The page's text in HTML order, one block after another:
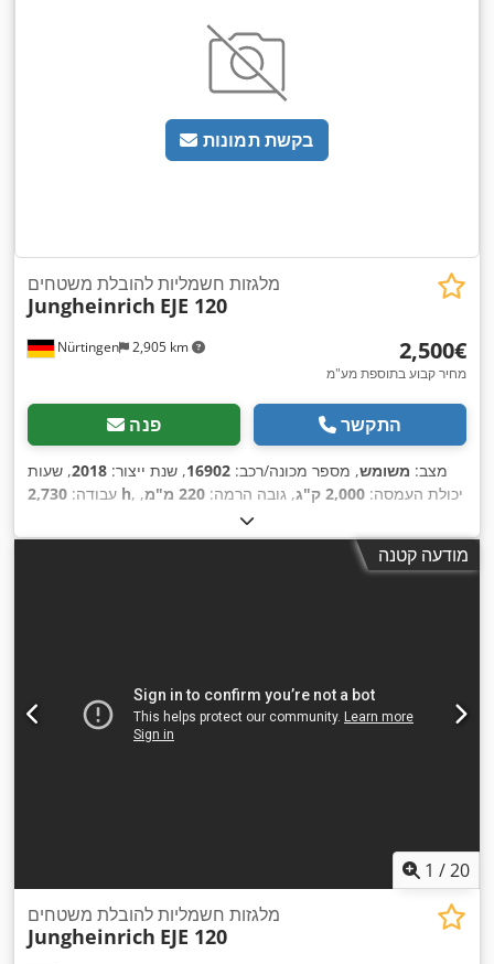
בקשת תמונות
Nürtingen 2,905 km
מלגזות חשמליות להובלת משטחים
Jungheinrich EJE 120
‏2,500 ‏€
מחיר קבוע בתוספת מע"מ
פנה התקשר
מצב: משומש, מספר מכונה/רכב: 16902, שנת ייצור: 2018, שעות
עבודה: 2,730 h , יכולת העמסה: 2,000 ק"ג , גובה הרמה: 220 מ"מ
,
, סוג דלק:
בנייה:1,300 מ"מ , מתח סוללה: 24 V , אורך המזלג:1,150 מ"מ
,
מודעה קטנה
1 /20
מלגזות חשמליות להובלת משטחים
Jungheinrich EJE 120